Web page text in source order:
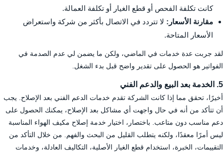
كانت تكلفة الفحص أو قطع الغيار أو تكلفة العمالة.
مقارنة الأسعار: لا تتردد في الاتصال بأكثر من شركة واستعراض
الأسعار المتاحة.
لقد جربت عدة خدمات في الماضي، ولكن ما يضمن لي عدم الصدمة في
الفواتير هو الحصول على تقدير واضح قبل بدء الشغل.
5. الخدمة بعد البيع والدعم الفني
أخيرًا، تحقق مما إذا كانت الشركة تقدم خدمات الدعم الفني بعد الإصلاح. يجب
أن تتأكد من أنه في حال واجهت أي مشاكل بعد الإصلاح، يمكنك الحصول على
دعم مناسب دون متاعب. باختصار، اختيار خدمة إصلاح مكيف الهواء المناسبة
ليس أمرًا معقدًا، ولكنه يتطلب القليل من البحث والفهم. من خلال التأكد من
التقييمات، الخبرة، استخدام قطع الغيار الأصلية، التكاليف العادلة، وخدمات